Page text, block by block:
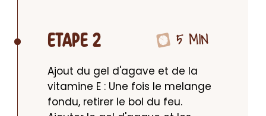
ETAPE 2 5 MIN
Ajout du gel d'agave et de la
vitamine E : Une fois le melange
fondu, retirer le bol du feu.